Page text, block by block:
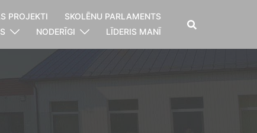
PROJEKTI
SKOLĒNU PARLAMENTS
NODERĪGI LĪDERIS MANĪ